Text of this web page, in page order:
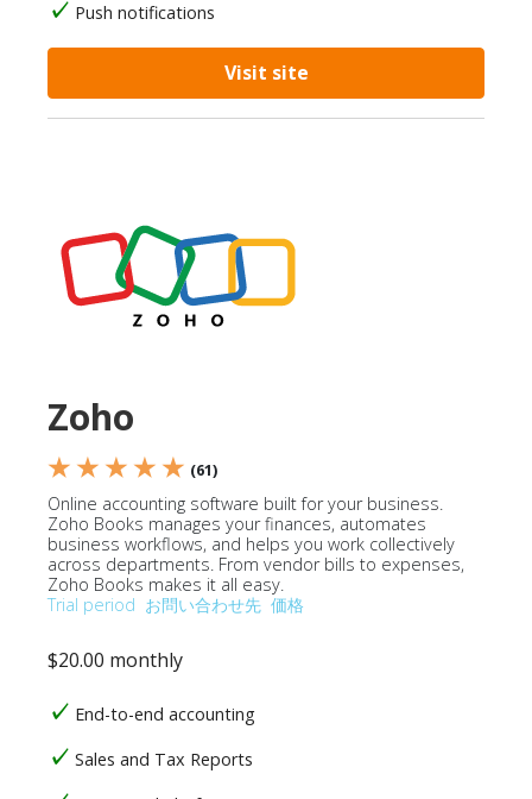
Push notifications
Visit site
Zoho
★ ★ ★ ★ ★ (61)
Online accounting software built for your business.
Zoho Books manages your finances, automates
business workflows, and helps you work collectively
across departments. From vendor bills to expenses,
Zoho Books makes it all easy.
Trial period お問い合わせ先 価格
$20.00 monthly
End-to-end accounting
Sales and Tax Reports